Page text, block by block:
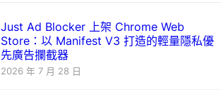
Just Ad Blocker 上架 Chrome Web
Store：以 Manifest V3 打造的輕量隱私優
先廣告攔截器
2026 年 7 月 28 日